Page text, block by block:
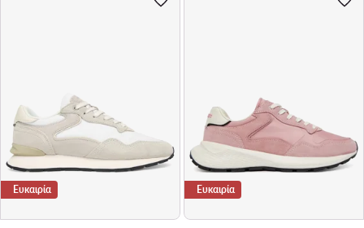
Ευκαιρία Ευκαιρία